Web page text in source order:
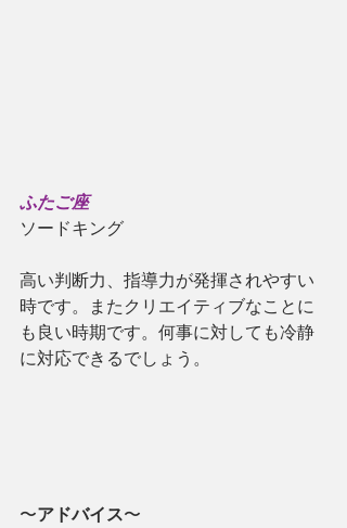
ふたご座
ソードキング
高い判断力、指導力が発揮されやすい
時です。またクリエイティブなことに
も良い時期です。何事に対しても冷静
に対応できるでしょう。
〜アドバイス〜